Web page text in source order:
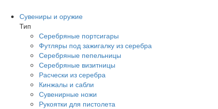
Сувениры и оружие
Тип
Серебряные портсигары
Футляры под зажигалку из серебра
Серебряные пепельницы
Серебряные визитницы
Расчески из серебра
Кинжалы и сабли
Сувенирные ножи
Рукоятки для пистолета